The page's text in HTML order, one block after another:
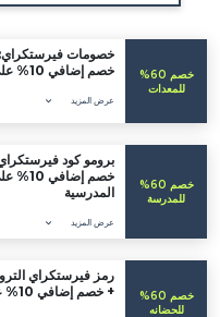
خصم إضافي 10% على معدات الرضع
خصم إضافي 10% على
المدرسية
+ خصم إضافي 10% على الحضانة